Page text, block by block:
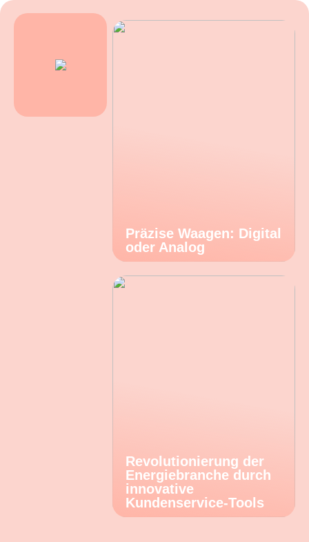
Präzise Waagen: Digital
oder Analog
Revolutionierung der
Energiebranche durch
innovative
Kundenservice-Tools